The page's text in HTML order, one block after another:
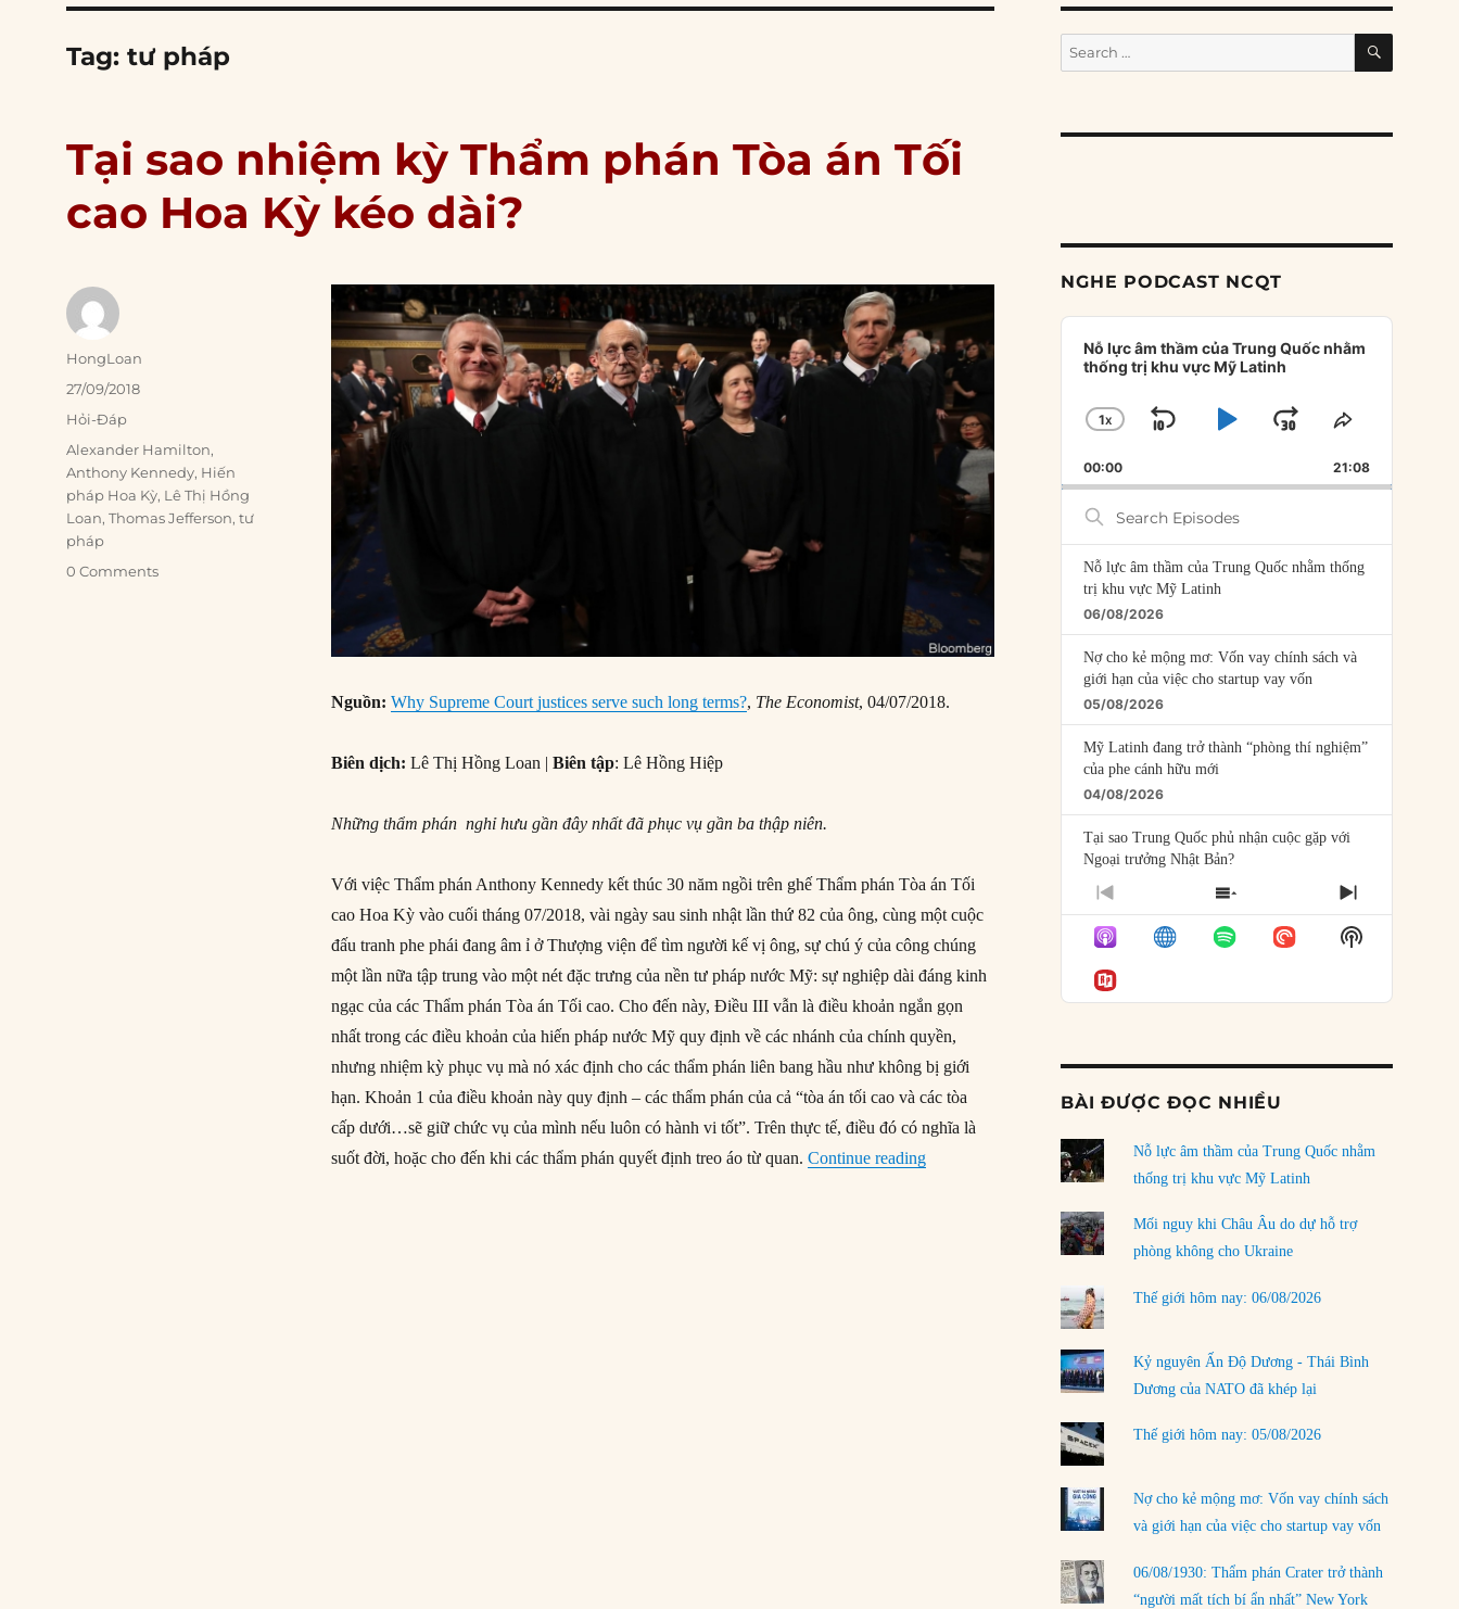
Tag:tư pháp
Tại sao nhiệm kỳ Thẩm phán Tòa án Tối
cao Hoa Kỳ kéo dài?
Nguồn: Why Supreme Court justices serve such long terms?, The Economist, 04/07/2018.
Biên dịch: Lê Thị Hồng Loan |Biên tập: Lê Hồng Hiệp
Những thẩm phán nghỉ hưu gần đây nhất đã phục vụ gần ba thập niên.
Với việc Thẩm phán Anthony Kennedy kết thúc 30 năm ngồi trên ghế Thẩm phán Tòa án Tối
cao Hoa Kỳ vào cuối tháng 07/2018, vài ngày sau sinh nhật lần thứ 82 của ông, cùng một cuộc
đấu tranh phe phái đang âm ỉ ở Thượng viện để tìm người kế vị ông, sự chú ý của công chúng
một lần nữa tập trung vào một nét đặc trưng của nền tư pháp nước Mỹ: sự nghiệp dài đáng kinh
ngạc của các Thẩm phán Tòa án Tối cao. Cho đến này, Điều III vẫn là điều khoản ngắn gọn
nhất trong các điều khoản của hiến pháp nước Mỹ quy định về các nhánh của chính quyền,
nhưng nhiệm kỳ phục vụ mà nó xác định cho các thẩm phán liên bang hầu như không bị giới
hạn. Khoản 1 của điều khoản này quy định – các thẩm phán của cả “tòa án tối cao và các tòa
cấp dưới…sẽ giữ chức vụ của mình nếu luôn có hành vi tốt”. Trên thực tế, điều đó có nghĩa là
suốt đời, hoặc cho đến khi các thẩm phán quyết định treo áo từ quan.Continue reading“Tại sao nhiệm kỳ Thẩm phán Tòa án Tối cao Hoa Kỳ kéo dài?”
Author
HongLoan
Posted
on
27/09/2018
Categories
Hỏi-Đáp
Tags
Alexander Hamilton,
Anthony Kennedy, Hiến
pháp Hoa Kỳ, Lê Thị Hồng
Loan,Thomas Jefferson,tư
pháp
0 Comments
Search
for:
SEARCH
NGHE PODCAST NCQT
Audio
Player
Nỗ lực âm thầm của Trung Quốc nhằm
thống trị khu vực Mỹ Latinh
CHANGE
RATE
1X
SKIP
BACKWARD
PLAYJUMP
FORWARD
SHARE
EPISODE
00:00 21:08
Search
Episodes
Nỗ lực âm thầm của Trung Quốc nhằm thống
trị khu vực Mỹ Latinh
06/08/2026
Nợ cho kẻ mộng mơ: Vốn vay chính sách và
giới hạn của việc cho startup vay vốn
05/08/2026
Mỹ Latinh đang trở thành “phòng thí nghiệm”
của phe cánh hữu mới
04/08/2026
Tại sao Trung Quốc phủ nhận cuộc gặp với
Ngoại trưởng Nhật Bản?
04/08/2026
Điểm mù chiến lược của Trump tại Thái Bình
Dương
03/08/2026
rủi ro
01/08/2026
31/07/2026
phải chịu đựng?
30/07/2026
Tập tìm cách chôn vùi bê bối chấn động vòng
tròn thân cận của mình
PREVIOUS
EPISODE
SHOW
EPISODES
LIST
NEXT
EPISODE
Show
Podcast
BÀI ĐƯỢC ĐỌC NHIỀU
Nỗ lực âm thầm của Trung Quốc nhằm
thống trị khu vực Mỹ Latinh
Mối nguy khi Châu Âu do dự hỗ trợ
phòng không cho Ukraine
Thế giới hôm nay: 06/08/2026
Kỷ nguyên Ấn Độ Dương - Thái Bình
Dương của NATO đã khép lại
Thế giới hôm nay: 05/08/2026
Nợ cho kẻ mộng mơ: Vốn vay chính sách
và giới hạn của việc cho startup vay vốn
06/08/1930: Thẩm phán Crater trở thành
“người mất tích bí ẩn nhất” New York